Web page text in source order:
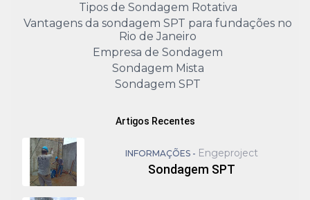
Tipos de Sondagem Rotativa
Vantagens da sondagem SPT para fundações no
Rio de Janeiro
Empresa de Sondagem
Sondagem Mista
Sondagem SPT
Artigos Recentes
INFORMAÇÕES - Engeproject
Sondagem SPT